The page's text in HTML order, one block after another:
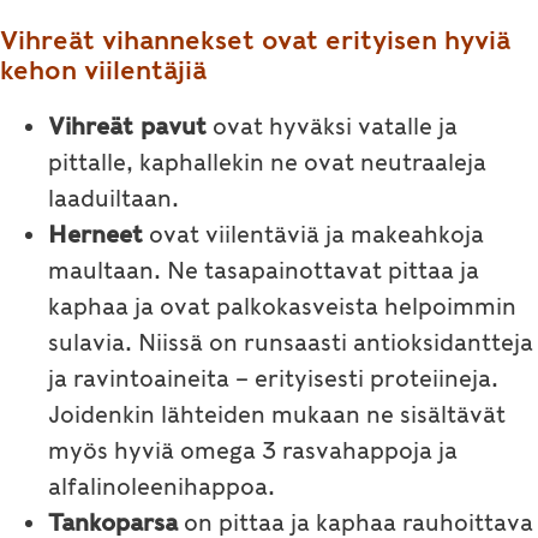
Vihreät vihannekset ovat erityisen hyviä
kehon viilentäjiä
Vihreät pavut ovat hyväksi vatalle ja
pittalle, kaphallekin ne ovat neutraaleja
laaduiltaan.
Herneet ovat viilentäviä ja makeahkoja
maultaan. Ne tasapainottavat pittaa ja
kaphaa ja ovat palkokasveista helpoimmin
sulavia. Niissä on runsaasti antioksidantteja
ja ravintoaineita – erityisesti proteiineja.
Joidenkin lähteiden mukaan ne sisältävät
myös hyviä omega 3 rasvahappoja ja
alfalinoleenihappoa.
Tankoparsaon pittaa ja kaphaa rauhoittava